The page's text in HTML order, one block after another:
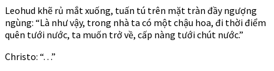
Leohud khẽ rủ mắt xuống, tuấn tú trên mặt tràn đầy ngượng
ngùng: “Là như vậy, trong nhà ta có một chậu hoa, đi thời điểm
quên tưới nước, ta muốn trở về, cấp nàng tưới chút nước.”
Christo: “. . .”